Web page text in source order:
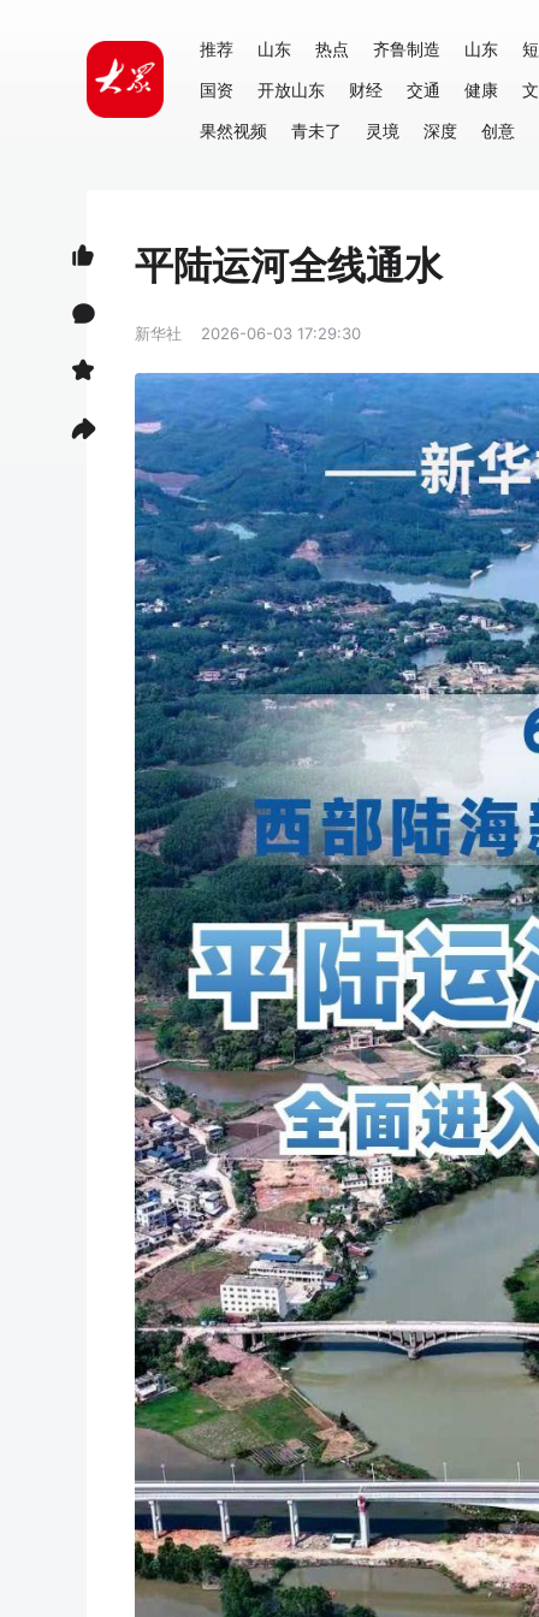
推荐 山东 热点 齐鲁制造 山东
国资
开放山东 财经 交通 健康
果然视频
青未了 灵境 深度 创意
平陆运河全线通水
新华社 2026-06-03 17:29:30